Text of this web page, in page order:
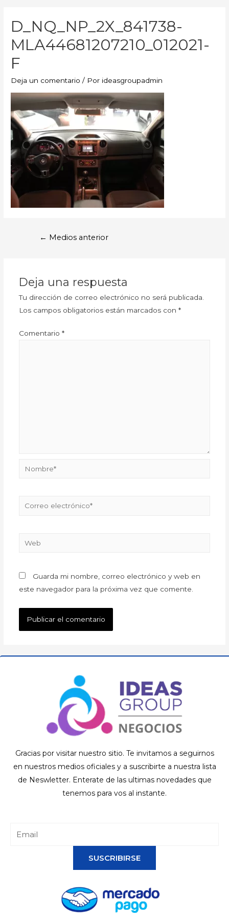
D_NQ_NP_2X_841738-
MLA44681207210_012021-
F
Deja un comentario / Por ideasgroupadmin
← Medios anterior
Deja una respuesta
Tu dirección de correo electrónico no será publicada.
Los campos obligatorios están marcados con *
Comentario *
Guarda mi nombre, correo electrónico y web en
este navegador para la próxima vez que comente.
Gracias por visitar nuestro sitio. Te invitamos a seguirnos
en nuestros medios oficiales y a suscribirte a nuestra lista
de Neswletter. Enterate de las ultimas novedades que
tenemos para vos al instante.
SUSCRIBIRSE